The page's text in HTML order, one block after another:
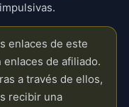
enlaces de este
enlaces de afiliado.
a través de ellos,
recibir una